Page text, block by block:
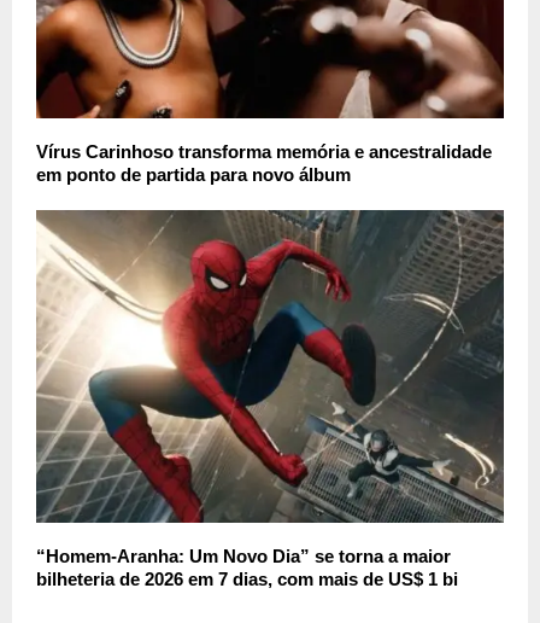
Vírus Carinhoso transforma memória e ancestralidade
em ponto de partida para novo álbum
“Homem-Aranha: Um Novo Dia” se torna a maior
bilheteria de 2026 em 7 dias, com mais de US$ 1 bi